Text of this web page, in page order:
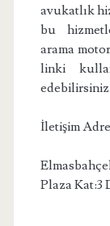
avukatlık
bu
arama
linki
edebilirsiniz.
İletişim
Plaza Kat:3